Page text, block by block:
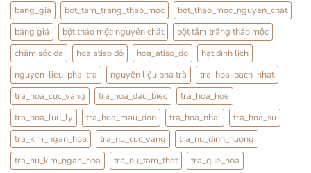
Nhẹ
Nhàng
Mỗi
Ngày
Tử:
Bổ
Thận
Hay
Tráng
Dương?
Sự
Thật
Từ
YHCT
bang_gia bot_tam_trang_thao_moc
bot_thao_moc_nguyen_chat
bảng giá
bột thảo mộc nguyên chất
bột tắm trắng thảo mộc
chăm sóc da
hoa atiso đỏ hoa_atiso_do
hạt đình lịch
nguyen_lieu_pha_tra
nguyên liệu pha trà
tra_hoa_bach_nhat
tra_hoa_cuc_vang
tra_hoa_dau_biec
tra_hoa_hoe
tra_hoa_luu_ly
tra_hoa_mau_don tra_hoa_nhai
tra_hoa_su
tra_kim_ngan_hoa
tra_nu_cuc_vang
tra_nu_dinh_huong
tra_nu_kim_ngan_hoa
tra_nu_tam_that tra_que_hoa